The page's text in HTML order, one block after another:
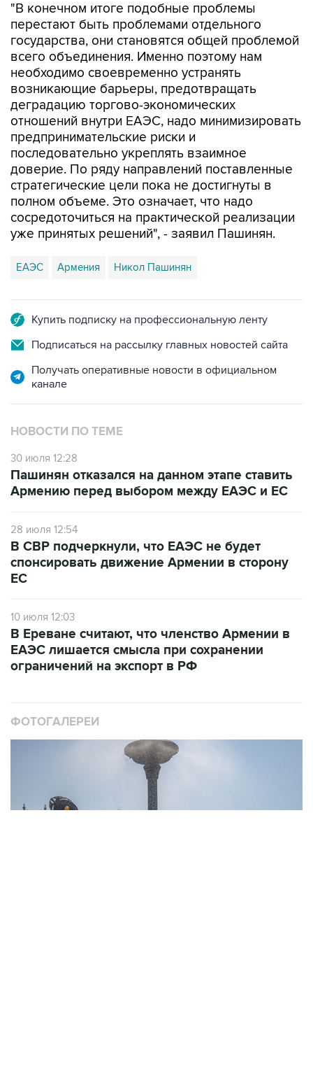
"В конечном итоге подобные проблемы
перестают быть проблемами отдельного
государства, они становятся общей проблемой
всего объединения. Именно поэтому нам
необходимо своевременно устранять
возникающие барьеры, предотвращать
деградацию торгово-экономических
отношений внутри ЕАЭС, надо минимизировать
предпринимательские риски и
последовательно укреплять взаимное
доверие. По ряду направлений поставленные
стратегические цели пока не достигнуты в
полном объеме. Это означает, что надо
сосредоточиться на практической реализации
уже принятых решений", - заявил Пашинян.
ЕАЭС Армения Никол Пашинян
Купить подписку на профессиональную ленту
Подписаться на рассылку главных новостей сайта
Получать оперативные новости в официальном
канале
НОВОСТИ ПО ТЕМЕ
30 июля 12:28
Пашинян отказался на данном этапе ставить
Армению перед выбором между ЕАЭС и ЕС
28 июля 12:54
В СВР подчеркнули, что ЕАЭС не будет
спонсировать движение Армении в сторону
ЕС
10 июля 12:03
В Ереване считают, что членство Армении в
ЕАЭС лишается смысла при сохранении
ограничений на экспорт в РФ
ФОТОГАЛЕРЕИ